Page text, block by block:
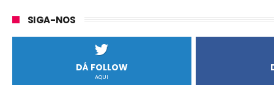
SIGA-NOS
DÁ FOLLOW
AQUI